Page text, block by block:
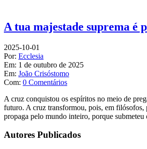
A tua majestade suprema é
2025-10-01
Por: Ecclesia
Em: 1 de outubro de 2025
Em: João Crisóstomo
Com: 0 Comentários
A cruz conquistou os espíritos no meio de
futuro. A cruz transformou, pois, em filósofos,
propaga pelo mundo inteiro, porque submeteu
Autores Publicados